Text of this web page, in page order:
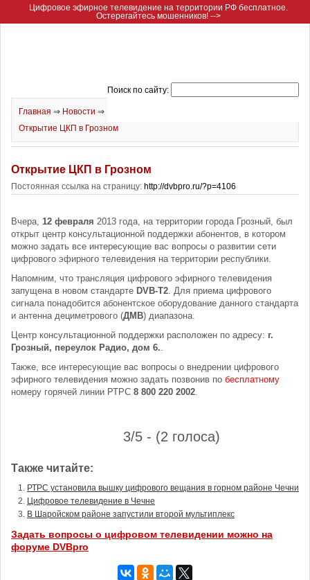
Цифровое эфирное телевидение на территории РФ бесплатное.
Остерегайтесь мошенников! -->
Поиск по сайту:
Главная ⇒ Новости ⇒
Открытие ЦКП в Грозном
Открытие ЦКП в Грозном
Постоянная ссылка на страницу: http://dvbpro.ru/?p=4106
Вчера, 12 февраля 2013 года, на территории города Грозный, был
открыт центр консультационной поддержки абонентов, в котором
можно задать все интересующие вас вопросы о развитии сети
цифрового эфирного телевидения на территории республики.
Напомним, что трансляция цифрового эфирного телевидения
запущена в новом стандарте DVB-T2. Для приема цифрового
сигнала понадобится абонентское оборудование данного стандарта
и антенна дециметрового (ДМВ) диапазона.
Центр консультационной поддержки расположен по адресу: г.
Грозный, переулок Радио, дом 6..
Также, все интересующие вас вопросы о внедрении цифрового
эфирного телевидения можно задать позвонив по бесплатному
номеру горячей линии РТРС 8 800 220 2002.
3/5 - (2 голоса)
Также читайте:
РТРС установила вышку цифрового вещания в горном районе Чечни
Цифровое телевидение в Чечне
В Шаройском районе запустили второй мультиплекс
Задать вопросы о цифровом телевидении можно на
форуме DVBpro